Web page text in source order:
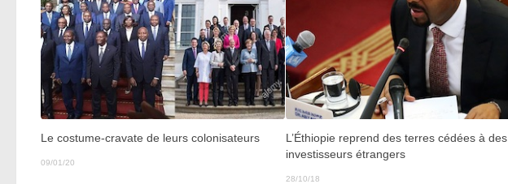
Le costume-cravate de leurs colonisateurs
09/01/20
L’Éthiopie reprend des terres cédées à des
investisseurs étrangers
28/10/18